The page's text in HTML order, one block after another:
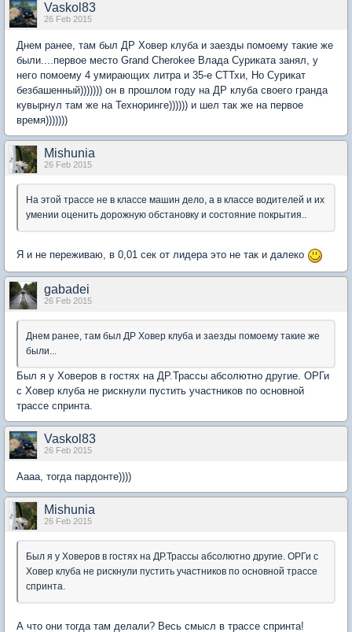
Vaskol83
26 Feb 2015
Днем ранее, там был ДР Ховер клуба и заезды помоему такие же
были....первое место Grand Cherokee Влада Суриката занял, у
него помоему 4 умирающих литра и 35-е СТТхи, Но Сурикат
безбашенный))))))) он в прошлом году на ДР клуба своего гранда
кувырнул там же на Техноринге)))))) и шел так же на первое
время)))))))
Mishunia
26 Feb 2015
На этой трассе не в классе машин дело, а в классе водителей и их
умении оценить дорожную обстановку и состояние покрытия..
Я и не переживаю, в 0,01 сек от лидера это не так и далеко
gabadei
26 Feb 2015
Днем ранее, там был ДР Ховер клуба и заезды помоему такие же
были...
Был я у Ховеров в гостях на ДР.Трассы абсолютно другие. ОРГи
с Ховер клуба не рискнули пустить участников по основной
трассе спринта.
Vaskol83
26 Feb 2015
Аааа, тогда пардонте))))
Mishunia
26 Feb 2015
Был я у Ховеров в гостях на ДР.Трассы абсолютно другие. ОРГи с
Ховер клуба не рискнули пустить участников по основной трассе
спринта.
А что они тогда там делали? Весь смысл в трассе спринта!